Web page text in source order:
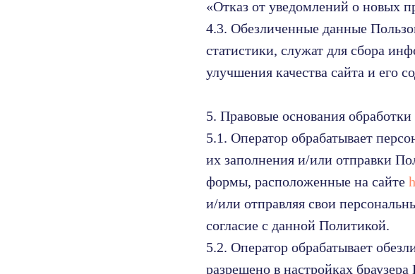
«Отказ от уведомлений о новых
4.3. Обезличенные данные
статистики, служат для сбора
улучшения качества сайта и его
5. Правовые основания
5.1. Оператор обрабатывает
их заполнения и/или отправки
формы, расположенные на сайте
и/или отправляя свои
согласие с данной Политикой.
5.2. Оператор обрабатывает
разрешено в настройках